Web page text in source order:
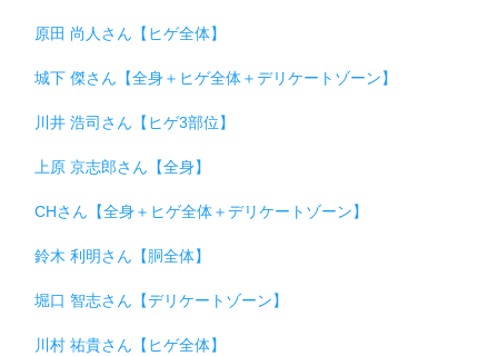
原田 尚人さん【ヒゲ全体】
城下 傑さん【全身＋ヒゲ全体＋デリケートゾーン】
川井 浩司さん【ヒゲ3部位】
上原 京志郎さん【全身】
CHさん【全身＋ヒゲ全体＋デリケートゾーン】
鈴木 利明さん【胴全体】
堀口 智志さん【デリケートゾーン】
川村 祐貴さん【ヒゲ全体】